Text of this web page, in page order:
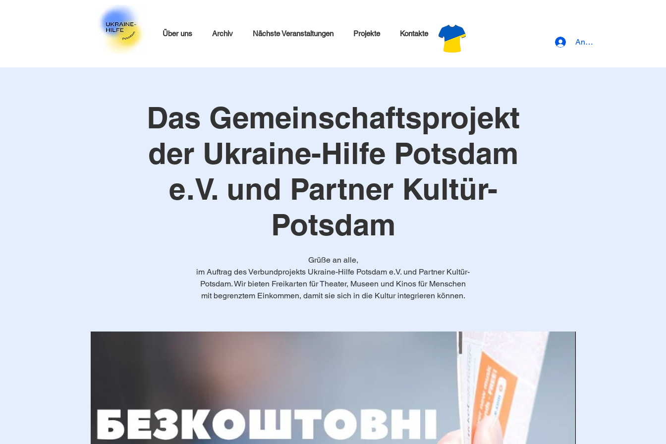
Über uns Archiv Nächste Veranstaltungen Projekte Kontakte
Anmeldung
Das Gemeinschaftsprojekt
der Ukraine-Hilfe Potsdam
e.V. und Partner Kultür-
Potsdam
Grüße an alle,
im Auftrag des Verbundprojekts Ukraine-Hilfe Potsdam e.V. und Partner Kultür-
Potsdam. Wir bieten Freikarten für Theater, Museen und Kinos für Menschen
mit begrenztem Einkommen, damit sie sich in die Kultur integrieren können.